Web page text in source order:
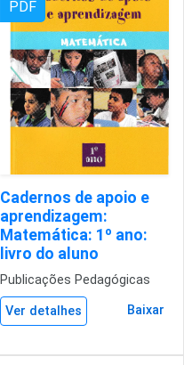
PDF
Cadernos de apoio e
aprendizagem:
Matemática: 1º ano:
livro do aluno
Publicações Pedagógicas
Ver detalhes Baixar